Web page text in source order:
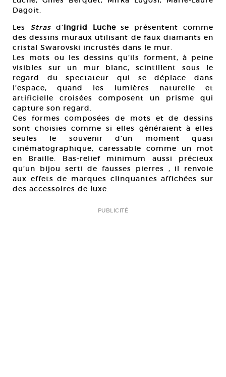
Dagoit.
Les Strasd’Ingrid Luchese présentent comme
des dessins muraux utilisant de faux diamants en
cristal Swarovski incrustés dans le mur.
Les mots ou les dessins qu’ils forment, à peine
visibles sur un mur blanc, scintillent sous le
regard du spectateur qui se déplace dans
l’espace, quand les lumières naturelle et
artificielle croisées composent un prisme qui
capture son regard.
Ces formes composées de mots et de dessins
sont choisies comme si elles généraient à elles
seules le souvenir d’un moment quasi
cinématographique, caressable comme un mot
en Braille. Bas-relief minimum aussi précieux
qu’un bijou serti de fausses pierres , il renvoie
aux effets de marques clinquantes affichées sur
des accessoires de luxe.
PUBLICITÉ